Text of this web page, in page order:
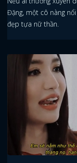
Đặng, một cô nàng
đẹp tựa nữ thần.